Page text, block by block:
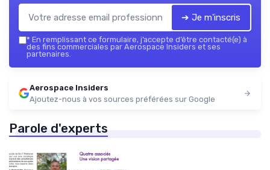
➔ Je m'inscris
* En remplissant ce formulaire, j’accepte d’être contacté(e) à
des fins commerciales par Aerospace Insiders et ses
partenaires.
Aerospace Insiders
Ajoutez-nous à vos sources préférées sur Google
Parole d'experts